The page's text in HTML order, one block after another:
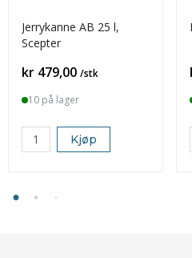
Jerrykanne AB 25 l,
Scepter
Pris
kr 479,00 /stk
10 på lager
Kjøp